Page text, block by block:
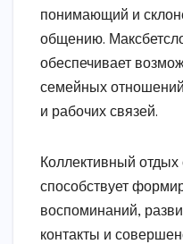
понимающий и
общению.
обеспечивает
семейных
и рабочих связей.
Коллективный
способствует
воспоминаний,
контакты и